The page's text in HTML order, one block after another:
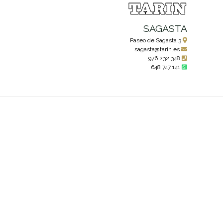
SAGASTA
Paseo de Sagasta 3
sagasta@tarin.es
976 232 348
648 747 141